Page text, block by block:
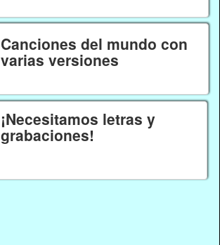
Canciones del mundo con
varias versiones
¡Necesitamos letras y
grabaciones!